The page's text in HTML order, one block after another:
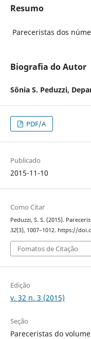
Resumo
Pareceristas dos
Biografia do Autor
Sônia S. Peduzzi,
PDF/A
Publicado
2015-11-10
Como Citar
Peduzzi, S. S. (2015).
32(3), 1007–1012. https://
Fomatos de Citação
Edição
v. 32 n. 3 (2015)
Seção
Pareceristas do volume